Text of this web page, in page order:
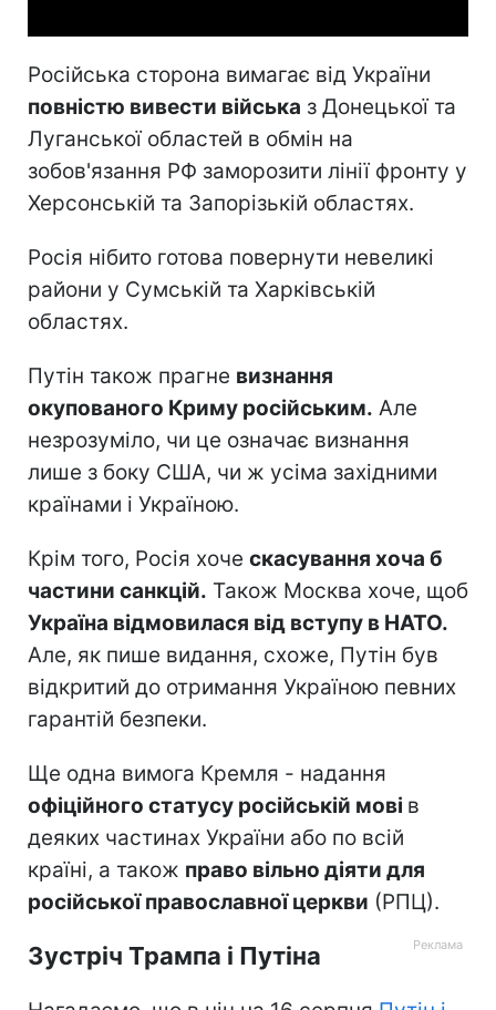
Російська сторона вимагає від України
повністю вивести війська з Донецької та
Луганської областей в обмін на
зобов'язання РФ заморозити лінії фронту у
Херсонській та Запорізькій областях.
Росія нібито готова повернути невеликі
райони у Сумській та Харківській
областях.
Путін також прагне визнання
окупованого Криму російським. Але
незрозуміло, чи це означає визнання
лише з боку США, чи ж усіма західними
країнами і Україною.
Крім того, Росія хоче скасування хоча б
частини санкцій. Також Москва хоче, щоб
Україна відмовилася від вступу в НАТО.
Але, як пише видання, схоже, Путін був
відкритий до отримання Україною певних
гарантій безпеки.
Ще одна вимога Кремля - надання
офіційного статусу російській мові в
деяких частинах України або по всій
країні, а також право вільно діяти для
російської православної церкви (РПЦ).
Зустріч Трампа і Путіна